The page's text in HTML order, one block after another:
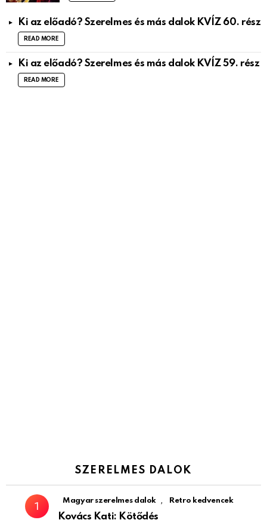
Ki az előadó? Szerelmes és más dalok KVÍZ 60. rész
READ MORE
Ki az előadó? Szerelmes és más dalok KVÍZ 59. rész
READ MORE
SZERELMES DALOK
Magyar szerelmes dalok , Retro kedvencek
Kovács Kati: Kötődés